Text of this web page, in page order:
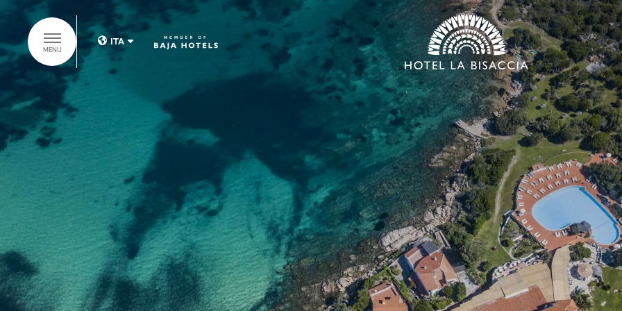
MENU
ITA
ITA
ENG
NOME*
EMAIL*
MESSAGGIO*
SCOPRI IL
GRUPPO BAJA
HOTELS
HOTELS
SUITES COLLECTION
RISTORANTI & BAR